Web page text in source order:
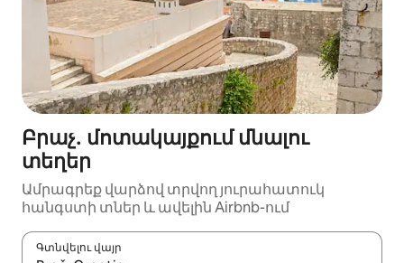
Բրաչ․ մոտակայքում մնալու
տեղեր
Ամրագրեք վարձով տրվող յուրահատուկ
հանգստի տներ և ավելին Airbnb-ում
Գտնվելու վայր